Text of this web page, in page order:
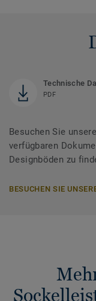
Technische
PDF
Besuchen Sie
verfügbaren
Designböden zu
BESUCHEN SIE